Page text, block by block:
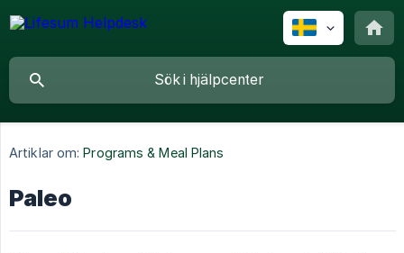
Artiklar om: Programs & Meal Plans
Paleo